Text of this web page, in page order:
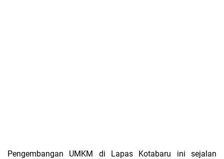
Pengembangan UMKM di Lapas Kotabaru ini sejalan